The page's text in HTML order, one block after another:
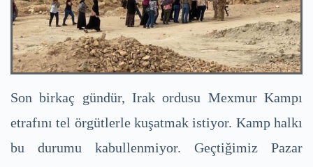
Son birkaç gündür, Irak ordusu Mexmur Kampı
etrafını tel örgütlerle kuşatmak istiyor. Kamp halkı
bu durumu kabullenmiyor. Geçtiğimiz Pazar